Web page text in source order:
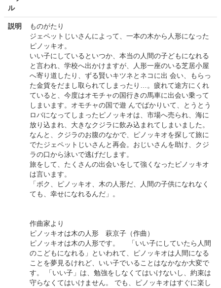
ル
説明
ものがたり
ジェペットじいさんによって、一本の木から人形になった
ピノッキオ。
いい子にしているといつか、本当の人間の子どもになれる
と言われ、学校へ出かけますが、人形一座のいる芝居小屋
へ寄り道したり、ずる賢いキツネとネコに出 会い、もらっ
た金貨をだまし取られてしまったり…。疲れて途方にくれ
ていると、今度はオモチャの国行きの馬車に出会い乗って
しまいます。オモチャの国で遊 んでばかりいて、とうとう
ロバになってしまったピノッキオは、市場へ売られ、海に
放り込まれ、大きなクジラに飲み込まれてしまいました。
なんと、クジラのお腹のなかで、ピノッキオを探して旅に
でたジェペットじいさんと再会。おじいさんを助け、クジ
ラの口から泳いで逃げだします。
旅をして、たくさんの出会いをして強くなったピノッキオ
は言います。
「ボク、ピノッキオ、木の人形だ、人間の子供になれなく
ても、幸せになれるんだ」。
作曲家より
ピノッキオは木の人形 萩京子（作曲）
ピノッキオは木の人形です。 「いい子にしていたら人間
のこどもになれる」といわれて、ピノッキオは人間になる
ことを夢見るけれど、いい子でいることはなかなか大変で
す。 「いい子」は、勉強をしなくてはいけないし、約束は
守らなくてはいけません。 でも、ピノッキオはすぐに楽し